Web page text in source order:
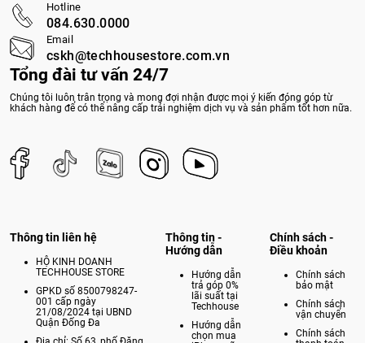
Tổng đài tư vấn 24/7
Chúng tôi luôn trân trọng và mong đợi nhận được mọi ý kiến đóng góp từ
khách hàng để có thể nâng cấp trải nghiệm dịch vụ và sản phẩm tốt hơn nữa.
Hotline
084.630.0000
Email
cskh@techhousestore.com.vn
Thông tin liên hệ
HỘ KINH DOANH
TECHHOUSE STORE
GPKD số 8500798247-
001 cấp ngày
21/08/2024 tại UBND
Quận Đống Đa
Thông tin -
Hướng dẫn
Hướng dẫn
trả góp 0%
lãi suất tại
Techhouse
Hướng dẫn
chọn mua
Chính sách -
Điều khoản
Chính sách
bảo mật
Chính sách
vận chuyển
Chính sách